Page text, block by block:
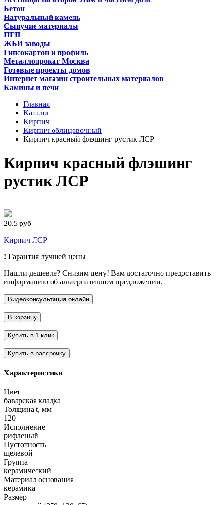
Бетон
Натуральный камень
Сыпучие материалы
ПГП
ЖБИ заводы
Гипсокартон и профиль
Металлопрокат Москва
Готовые проекты домов
Интернет магазин строительных материалов
Камины и печи
Главная
Каталог
Кирпич
Кирпич облицовочный
Кирпич красный флэшинг рустик ЛСР
Кирпич красный флэшинг
рустик ЛСР
20.5 руб
Кирпич ЛСР
! Гарантия лучшей цены
Нашли дешевле? Снизим цену! Вам достаточно предоставить
информацию об альтернативном предложении.
Характеристики
Цвет
баварская кладка
Толщина t, мм
120
Исполнение
рифленый
Пустотность
щелевой
Группа
керамический
Материал основания
керамика
Размер